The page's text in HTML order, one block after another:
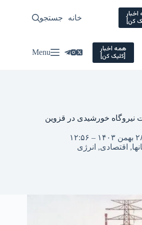
کن] خانه سیاسی
جستجو
همه اخبار
[کلیک کن] Menu
نیروگاه خورشیدی در قزوین
, اقتصادی, انرژی